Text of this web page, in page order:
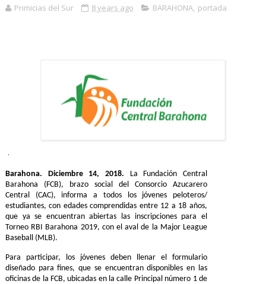
Primicias del Sur 8 years ago BARAHONA, portada
.
Barahona. Diciembre 14, 2018. La Fundación Central
Barahona (FCB), brazo social del Consorcio Azucarero
Central (CAC), informa a todos los jóvenes peloteros/
estudiantes, con edades comprendidas entre 12 a 18 años,
que ya se encuentran abiertas las inscripciones para el
Torneo RBI Barahona 2019, con el aval de la Major League
Baseball (MLB).
Para participar, los jóvenes deben llenar el formulario
diseñado para fines, que se encuentran disponibles en las
oficinas de la FCB, ubicadas en la calle Principal número 1 de